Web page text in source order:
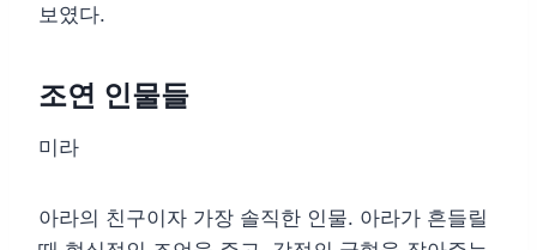
보였다.
조연 인물들
미라
아라의 친구이자 가장 솔직한 인물. 아라가 흔들릴